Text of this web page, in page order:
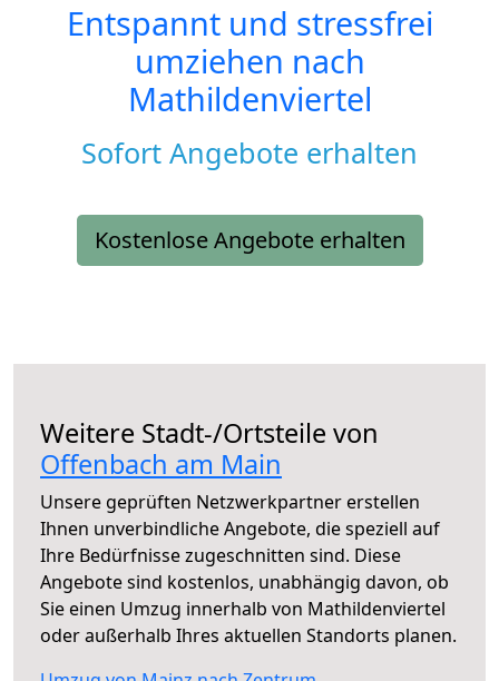
Entspannt und stressfrei
umziehen nach
Mathildenviertel
Sofort Angebote erhalten
Kostenlose Angebote erhalten
Weitere Stadt-/Ortsteile von
Offenbach am Main
Unsere geprüften Netzwerkpartner erstellen
Ihnen unverbindliche Angebote, die speziell auf
Ihre Bedürfnisse zugeschnitten sind. Diese
Angebote sind kostenlos, unabhängig davon, ob
Sie einen Umzug innerhalb von Mathildenviertel
oder außerhalb Ihres aktuellen Standorts planen.